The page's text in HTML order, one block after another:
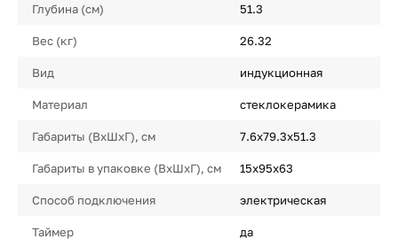
Глубина (см) 51.3
Вес (кг) 26.32
Вид индукционная
Материал стеклокерамика
Габариты (ВхШхГ), см 7.6х79.3х51.3
Габариты в упаковке (ВхШхГ), см 15х95х63
Способ подключения электрическая
Таймер да